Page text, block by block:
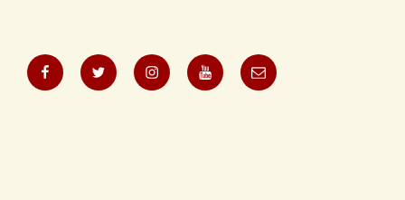
FacebookTwitter InstagramYouTubeE-
Mail